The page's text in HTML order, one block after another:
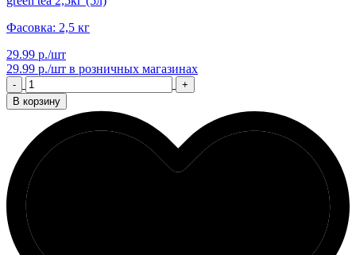
Фасовка: 2,5 кг
29.99 р./шт
29.99 р./шт в розничных магазинах
-
+
В корзину